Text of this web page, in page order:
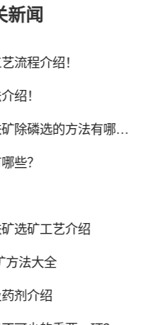
新闻
流程介绍！
绍！
磷选的方法有哪些？
些？
选矿工艺介绍
方法大全
剂介绍